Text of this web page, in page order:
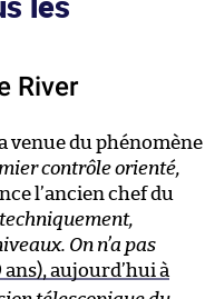
River
venue du phénomène
contrôle orienté,
l’ancien chef du
On n’a pas
aujourd’hui à